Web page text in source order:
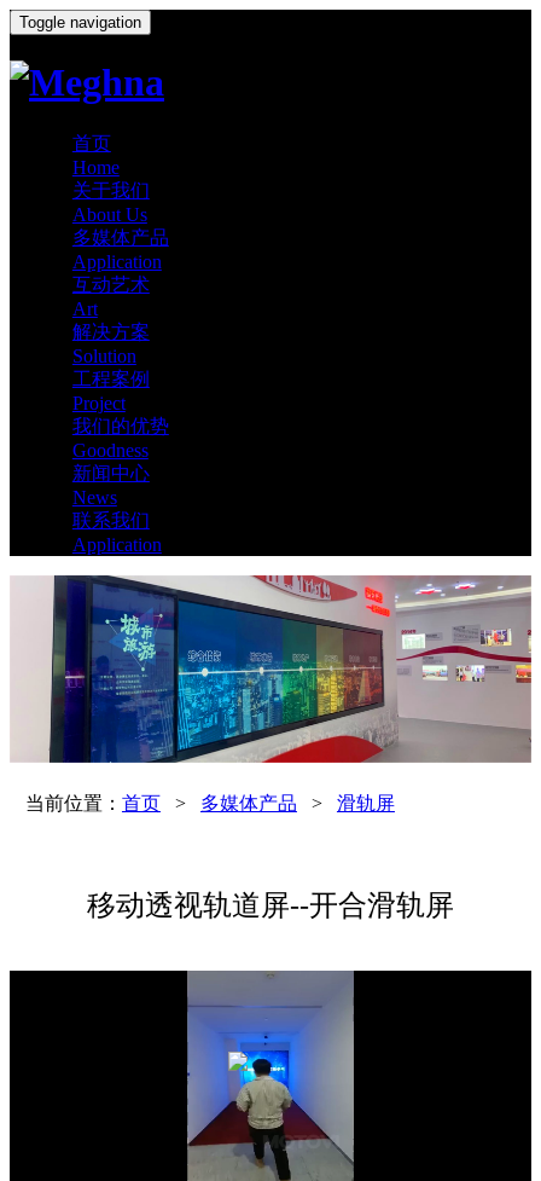
Toggle navigation
首页
Home
关于我们
About Us
多媒体产品
Application
互动艺术
Art
解决方案
Solution
工程案例
Project
我们的优势
Goodness
新闻中心
News
联系我们
Application
当前位置： 首页> 多媒体产品 > 滑轨屏
移动透视轨道屏--开合滑轨屏